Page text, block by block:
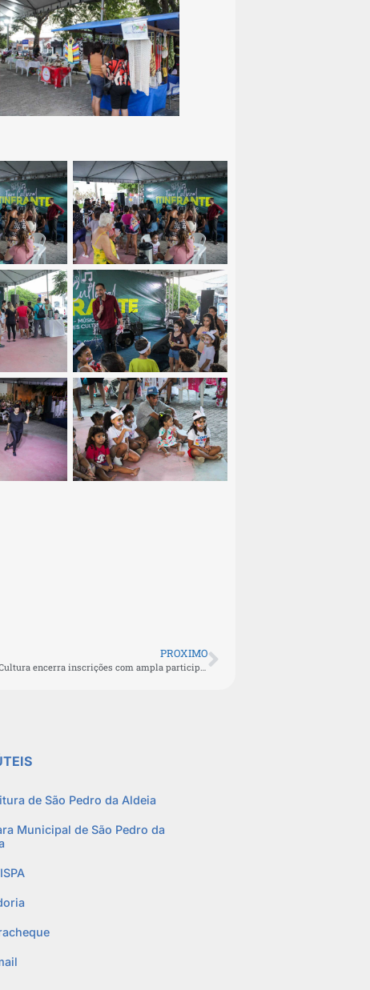
PROXIMO
Edital de Fomento à Cultura encerra inscrições com ampla participação em São Pedro da Aldeia
de São Pedro da Aldeia
Municipal de São Pedro da